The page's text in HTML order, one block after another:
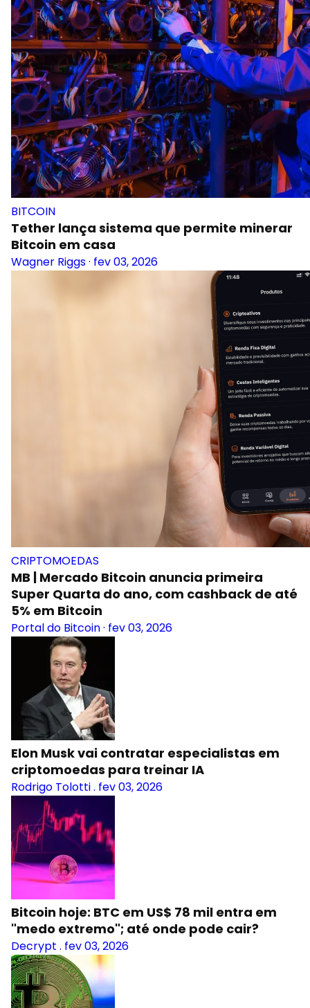
BITCOIN
Tether lança sistema que permite minerar
Bitcoin em casa
Wagner Riggs· fev 03, 2026
CRIPTOMOEDAS
MB | Mercado Bitcoin anuncia primeira
Super Quarta do ano, com cashback de até
5% em Bitcoin
Portal do Bitcoin· fev 03, 2026
Elon Musk vai contratar especialistas em
criptomoedas para treinar IA
Rodrigo Tolotti. fev 03, 2026
Bitcoin hoje: BTC em US$ 78 mil entra em
"medo extremo"; até onde pode cair?
Decrypt . fev 03, 2026